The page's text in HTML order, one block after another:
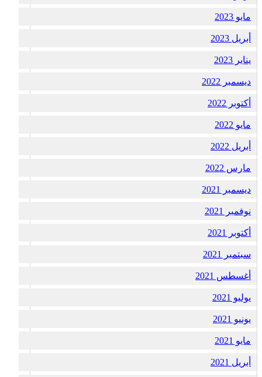
مايو 2023
أبريل 2023
يناير 2023
ديسمبر 2022
أكتوبر 2022
مايو 2022
أبريل 2022
مارس 2022
ديسمبر 2021
نوفمبر 2021
أكتوبر 2021
سبتمبر 2021
أغسطس 2021
يوليو 2021
يونيو 2021
مايو 2021
أبريل 2021